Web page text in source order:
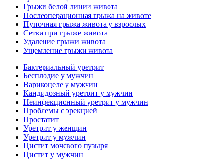
Грыжи белой линии живота
Послеоперационная грыжа на животе
Пупочная грыжа живота у взрослых
Сетка при грыже живота
Удаление грыжи живота
Ущемление грыжи живота
Бактериальный уретрит
Бесплодие у мужчин
Варикоцеле у мужчин
Кандидозный уретрит у мужчин
Неинфекционный уретрит у мужчин
Проблемы с эрекцией
Простатит
Уретрит у женщин
Уретрит у мужчин
Цистит мочевого пузыря
Цистит у мужчин